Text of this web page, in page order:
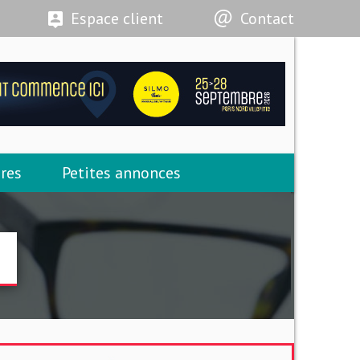
Espace client Contact
Petites annonces